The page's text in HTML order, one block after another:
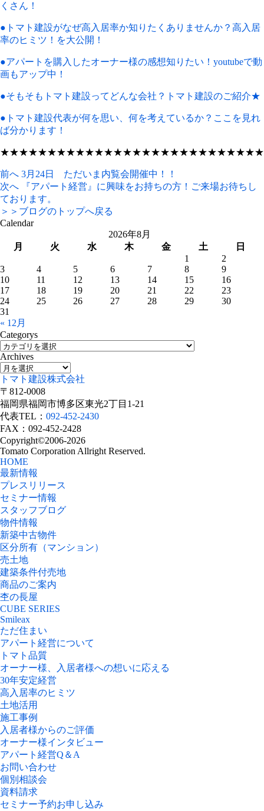
くさん！
●トマト建設がなぜ高入居率か知りたくありませんか？高入居
率のヒミツ！を大公開！
●アパートを購入したオーナー様の感想知りたい！youtubeで動
画もアップ中！
●そもそもトマト建設ってどんな会社？トマト建設のご紹介★
●トマト建設代表が何を思い、何を考えているか？ここを見れ
ば分かります！
前へ 3月24日 ただいま内覧会開催中！！
次へ
『アパート経営』に興味をお持ちの方！ご来場お待ちし
ております。
＞＞ブログのトップへ戻る
Calendar
2026年8月
月
火 水 木 金 土
日
1
2
3
4 5 6 7 8
9
10
11 12 13 14 15
16
17
18 19 20 21 22
23
24
25 26 27 28 29
30
31
« 12月
Categorys
Archives
トマト建設株式会社
〒812-0008
福岡県福岡市博多区東光2丁目1-21
代表TEL： 092-452-2430
FAX：092-452-2428
Copyright©2006-2026
Tomato Corporation Allright Reserved.
HOME
最新情報
プレスリリース
セミナー情報
スタッフブログ
物件情報
新築中古物件
区分所有（マンション）
売土地
建築条件付売地
商品のご案内
杢の長屋
CUBE SERIES
Smileax
ただ住まい
アパート経営について
トマト品質
オーナー様、入居者様への想いに応える
30年安定経営
高入居率のヒミツ
土地活用
施工事例
入居者様からのご評価
オーナー様インタビュー
アパート経営Q＆A
お問い合わせ
個別相談会
資料請求
セミナー予約お申し込み